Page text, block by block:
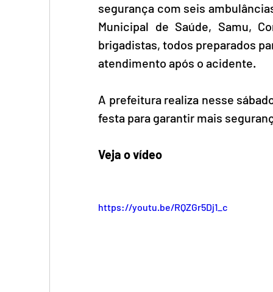
segurança com seis
Municipal de Saúde, Samu,
brigadistas, todos preparados
atendimento após o acidente.
A prefeitura realiza nesse
festa para garantir mais
Veja o vídeo
https://youtu.be/RQZGr5Dj1_c